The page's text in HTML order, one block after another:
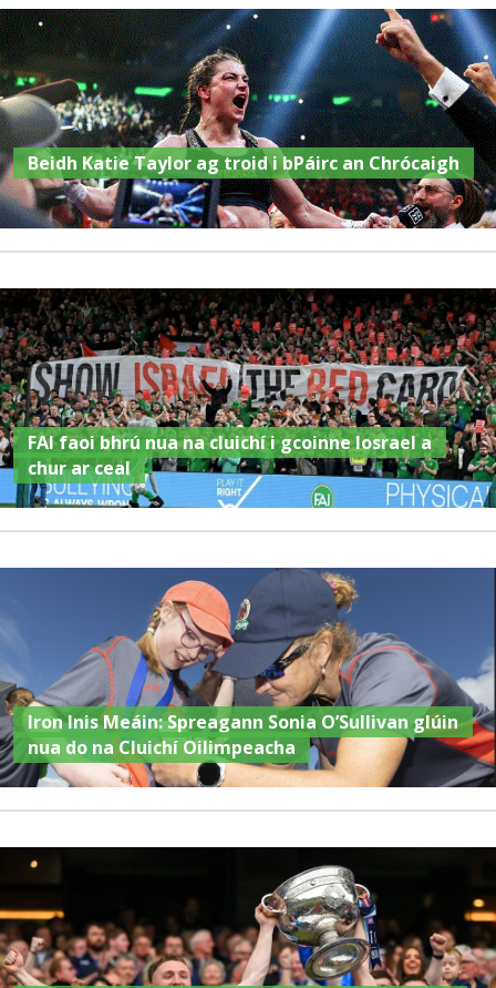
Beidh Katie Taylor ag troid i bPáirc an Chrócaigh
FAI faoi bhrú nua na cluichí i gcoinne Iosrael a
chur ar ceal
Iron Inis Meáin: Spreagann Sonia O’Sullivan glúin
nua do na Cluichí Oilimpeacha